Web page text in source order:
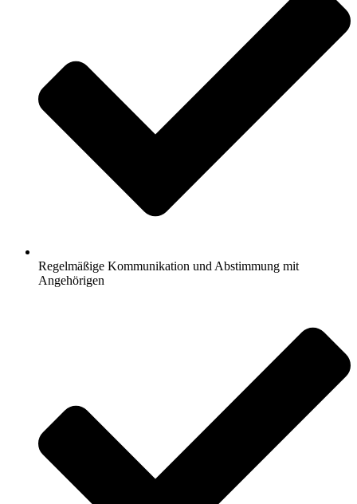
Regelmäßige Kommunikation und Abstimmung mit
Angehörigen